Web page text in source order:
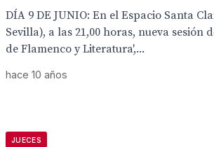
DÍA 9 DE JUNIO: En el Espacio Santa
Sevilla), a las 21,00 horas, nueva sesión
de Flamenco y Literatura',...
hace 10 años
JUECES